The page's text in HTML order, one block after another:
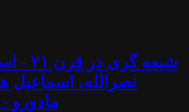
شیعه
نصرالله، اسماعیل
مادورو